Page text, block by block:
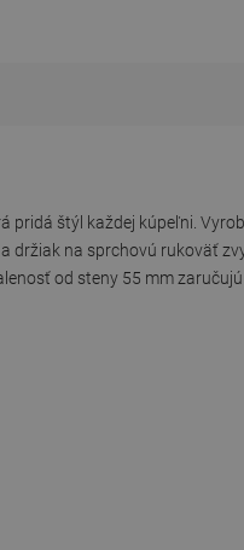
pridá štýl každej kúpeľni.
držiak na sprchovú rukoväť
od steny 55 mm